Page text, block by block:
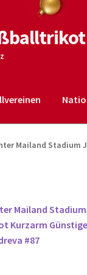
Shop Startseite –
Mailand Stadium